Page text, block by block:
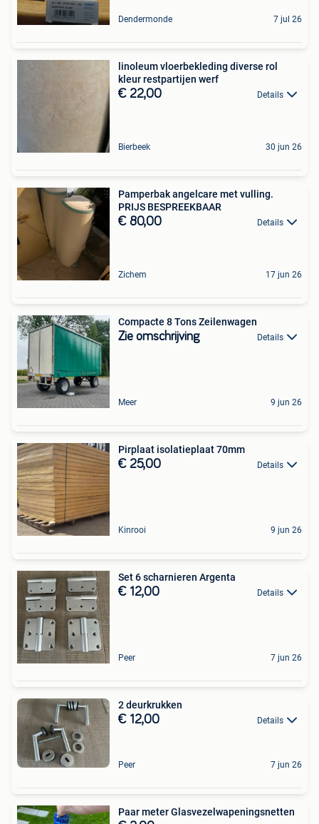
Dendermonde 7 jul 26
linoleum vloerbekleding diverse rol
kleur restpartijen werf
€ 22,00 Details
Bierbeek 30 jun 26
Pamperbak angelcare met vulling.
PRIJS BESPREEKBAAR
€ 80,00 Details
Zichem 17 jun 26
Compacte 8 Tons Zeilenwagen
Zie omschrijving Details
Meer 9 jun 26
Pirplaat isolatieplaat 70mm
€ 25,00 Details
Kinrooi 9 jun 26
Set 6 scharnieren Argenta
€ 12,00 Details
Peer 7 jun 26
2 deurkrukken
€ 12,00 Details
Peer 7 jun 26
Paar meter Glasvezelwapeningsnetten